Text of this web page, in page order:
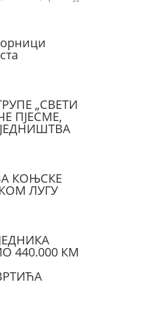
„СВЕТИ
ПЈЕСМЕ,
КОЊСКЕ
ЛУГУ
440.000 КМ